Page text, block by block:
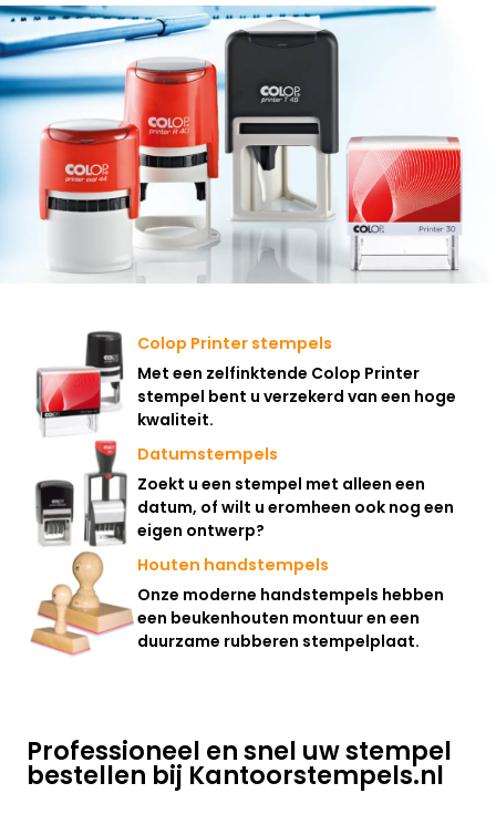
Colop Printer stempels
Met een zelfinktende Colop Printer
stempel bent u verzekerd van een hoge
kwaliteit.
Datumstempels
Zoekt u een stempel met alleen een
datum, of wilt u eromheen ook nog een
eigen ontwerp?
Houten handstempels
Onze moderne handstempels hebben
een beukenhouten montuur en een
duurzame rubberen stempelplaat.
Professioneel en snel uw stempel
bestellen bij Kantoorstempels.nl